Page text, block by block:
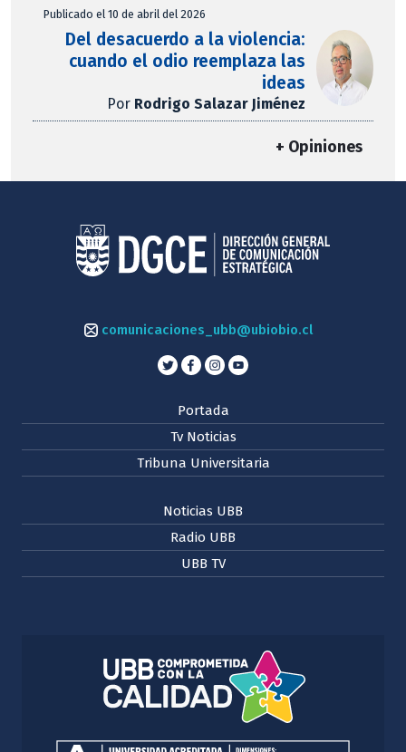
Publicado el 10 de abril del 2026
Del desacuerdo a la violencia:
cuando el odio reemplaza las
ideas
Por Rodrigo Salazar Jiménez
+ Opiniones
comunicaciones_ubb@ubiobio.cl
Portada
Tv Noticias
Tribuna Universitaria
Noticias UBB
Radio UBB
UBB TV